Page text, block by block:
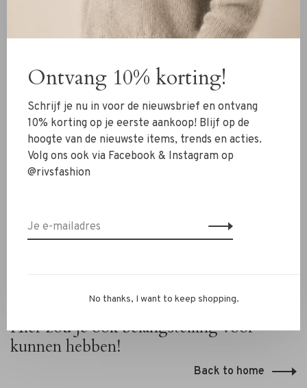
De Zenggi Amsterdam Cool Wool Kay Pants light grey
melange is een elegante grijze broek gemaakt van
en heeft een luxueuze uitstraling. Het heeft een
relaxede fit bij de taille, een ritssluiting, paspelzakken
aan de achterkant en zakken in de zijnaden. Moeiteloos
te combineren met veel items. Perfect voor alle
gelegenheden!
Twijfel je nog over de maat? Neem contact met ons op
Hier zou je ook belangstelling voor
kunnen hebben!
Back to home
Ontvang 10% korting!
Schrijf je nu in voor de nieuwsbrief en ontvang
10% korting op je eerste aankoop! Blijf op de
hoogte van de nieuwste items, trends en acties.
Volg ons ook via Facebook & Instagram op
@rivsfashion
No thanks, I want to keep shopping.